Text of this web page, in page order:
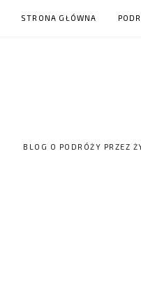
STRONA GŁÓWNA
BLOG O PODRÓŻY PRZEZ